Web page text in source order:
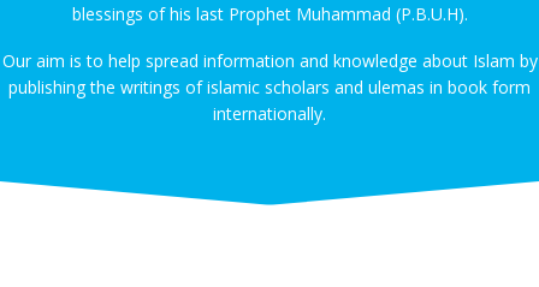
blessings of his last Prophet Muhammad (P.B.U.H).
Our aim is to help spread information and knowledge about Islam by
publishing the writings of islamic scholars and ulemas in book form
internationally.